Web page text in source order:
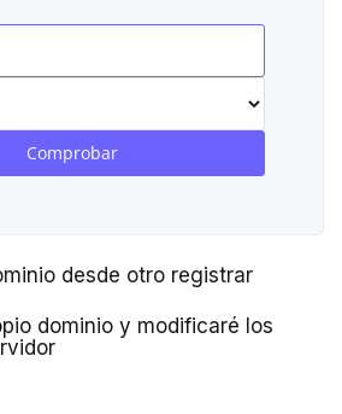
Comprobar
desde otro registrar
dominio y modificaré los